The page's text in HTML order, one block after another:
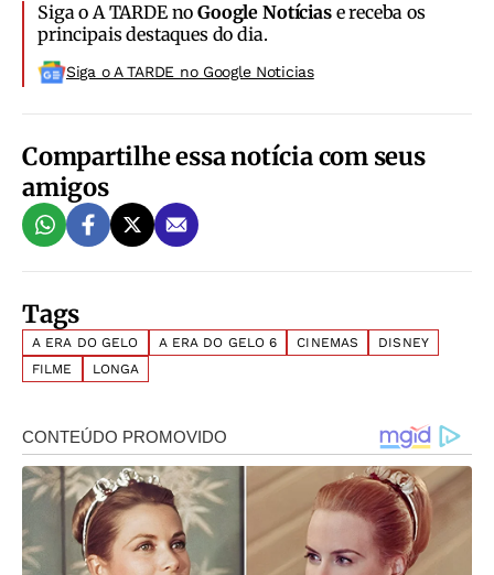
Siga o A TARDE noGoogle Notíciase receba os
principais destaques do dia.
Siga o A TARDE no Google Noticias
Compartilhe essa notícia com seus
amigos
Tags
A ERA DO GELO A ERA DO GELO 6 CINEMAS
DISNEY
FILME
LONGA